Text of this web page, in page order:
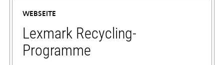
neuen
Registerkarte
geöffnet
WEBSEITE
Lexmark Recycling-
Programme